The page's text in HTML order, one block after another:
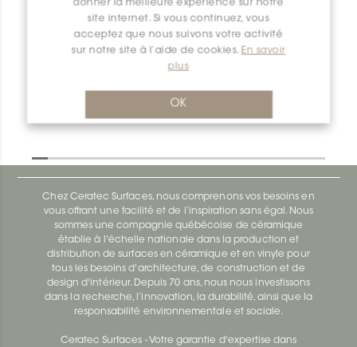
donner la meilleure expérience sur notre
site internet. Si vous continuez, vous
acceptez que nous suivons votre activité
sur notre site à l’aide de cookies. En savoir
plus
OK
Dilex-Ahk AHK1S100TSOB
Dilex-Ahk AHK1S100ACG
Chez Ceratec Surfaces, nous comprenons vos besoins en
vous offrant une facilité et de l’inspiration sans égal. Nous
sommes une compagnie québécoise de céramique
établie à l'échelle nationale dans la production et
distribution de surfaces en céramique et en vinyle pour
tous les besoins d'architecture, de construction et de
design d'intérieur. Depuis 70 ans, nous nous investissons
dans la recherche, l’innovation, la durabilité, ainsi que la
responsabilité environnementale et sociale.
Ceratec Surfaces - Votre garantie d'expertise dans